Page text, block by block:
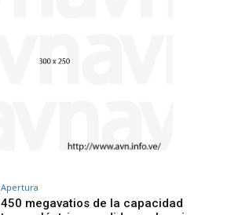
Apertura
450 megavatios de la capacidad